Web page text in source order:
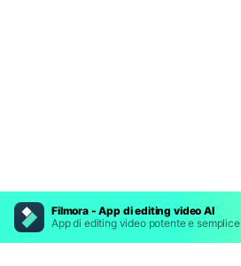
Filmora - App di editing video AI
App di editing video potente e semplice